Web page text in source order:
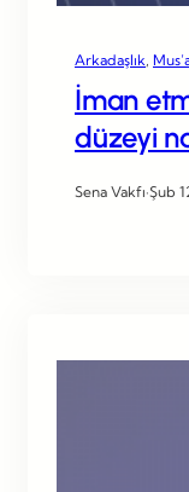
Arkadaşlık
İman
düzeyi
Sena Vakfı·Şub